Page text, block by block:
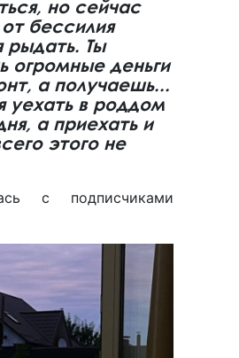
но сейчас
бессилия
рыдать. Ты
огромные деньги
а получаешь...
уехать в роддом
а приехать и
этого не
с подписчиками